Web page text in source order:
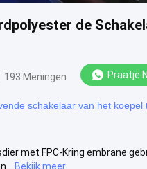
de
193 Meningen Praatje
schakelaar van het koepel
met FPC-Kring embrane
Bekijk meer